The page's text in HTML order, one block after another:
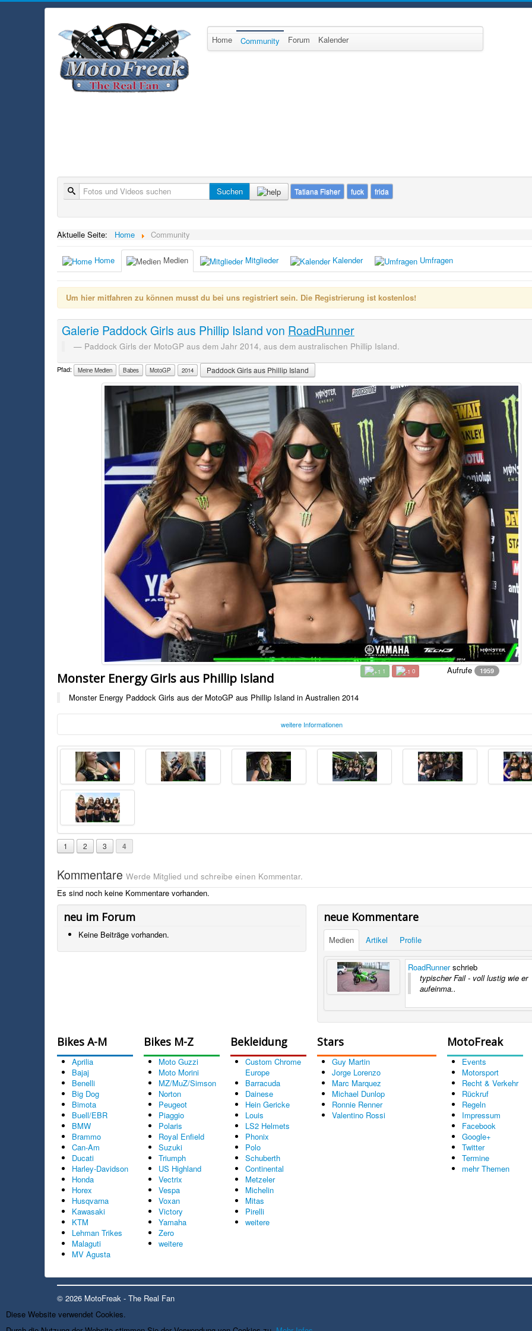
Home Community Forum Kalender
Suche Suchen Tatiana Fisher fuck frida
Aktuelle Seite: Home Community
Home Medien Mitglieder Kalender Umfragen
Um hier mitfahren zu können musst du bei uns registriert sein. Die Registrierung ist kostenlos!
Galerie Paddock Girls aus Phillip Island von RoadRunner
Paddock Girls der MotoGP aus dem Jahr 2014, aus dem australischen Phillip Island.
Pfad: Meine Medien Babes MotoGP 2014 Paddock Girls aus Phillip Island
Monster Energy Girls aus Phillip Island 1 0 Aufrufe 1959
Monster Energy Paddock Girls aus der MotoGP aus Phillip Island in Australien 2014
weitere Informationen
Mittwoch, 29. Oktober 2014
17:48 Uhr
Monster Energy Paddock Girls aus der MotoGP aus Phillip Island in Australien 2014
1 2 3 4
Kommentare Werde Mitglied und schreibe einen Kommentar.
Es sind noch keine Kommentare vorhanden.
neu im Forum
Keine Beiträge vorhanden.
neue Kommentare
Medien Artikel Profile
RoadRunnerschrieb
typischer Fail - voll lustig wie er
aufeinma..
Bikes A-M
Aprilia
Bajaj
Benelli
Big Dog
Bimota
Buell/EBR
BMW
Brammo
Can-Am
Ducati
Harley-Davidson
Honda
Horex
Husqvarna
Kawasaki
KTM
Lehman Trikes
Malaguti
MV Agusta
Bikes M-Z
Moto Guzzi
Moto Morini
MZ/MuZ/Simson
Norton
Peugeot
Piaggio
Polaris
Royal Enfield
Suzuki
Triumph
US Highland
Vectrix
Vespa
Voxan
Victory
Yamaha
Zero
weitere
Bekleidung
Custom Chrome
Europe
Barracuda
Dainese
Hein Gericke
Louis
LS2 Helmets
Phonix
Polo
Schuberth
Continental
Metzeler
Michelin
Mitas
Pirelli
weitere
Stars
Guy Martin
Jorge Lorenzo
Marc Marquez
Michael Dunlop
Ronnie Renner
Valentino Rossi
MotoFreak
Events
Motorsport
Recht & Verkehr
Rückruf
Regeln
Impressum
Facebook
Google+
Twitter
Termine
mehr Themen
© 2026 MotoFreak - The Real Fan
Diese Website verwendet Cookies.